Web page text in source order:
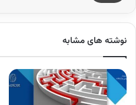
نوشته های مشابه